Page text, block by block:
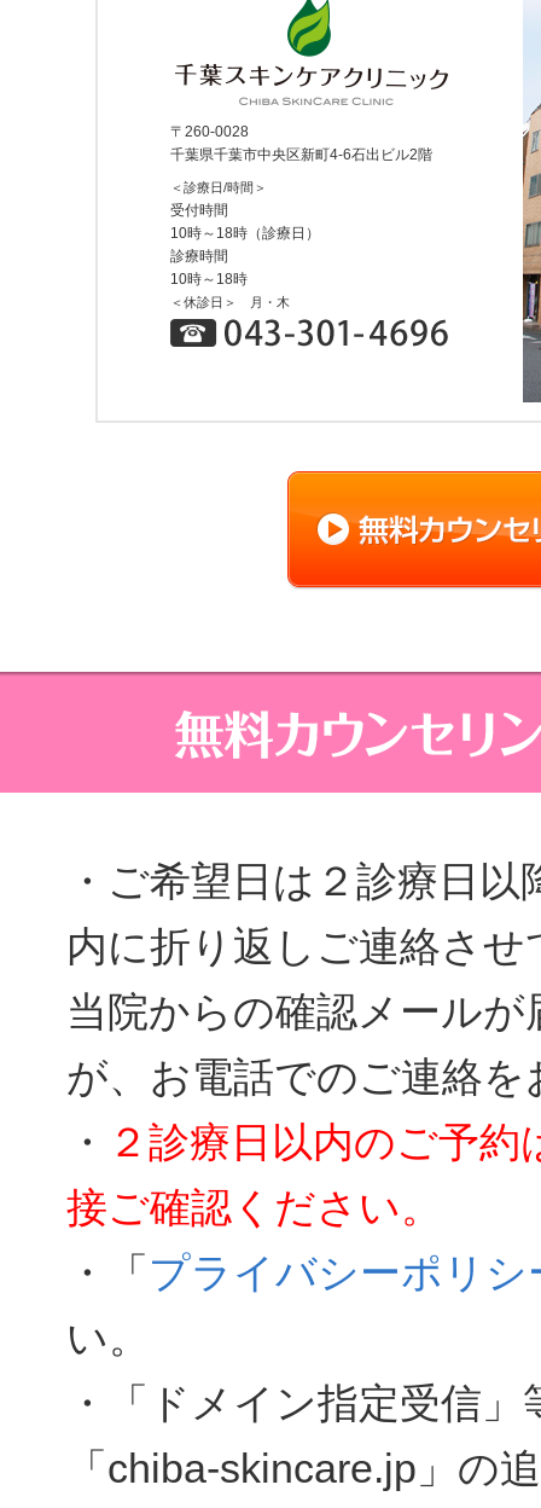
〒260-0028
千葉県千葉市中央区新町4-6石出ビル2階
＜診療日/時間＞
受付時間
10時～18時（診療日）
診療時間
10時～18時
＜休診日＞ 月・木
・ご希望日は２診療日
内に折り返しご連絡さ
当院からの確認メール
が、お電話でのご連絡
・ ２診療日以内のご予
接ご確認ください。
・「 プライバシーポリシ
い。
・「ドメイン指定受信
「chiba-skincare.jp」の